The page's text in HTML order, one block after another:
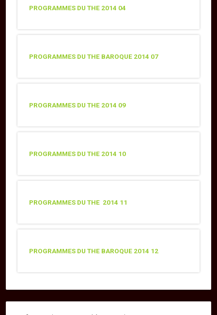
PROGRAMMES DU THE 2014 04
PROGRAMMES DU THE BAROQUE 2014 07
PROGRAMMES DU THE 2014 09
PROGRAMMES DU THE 2014 10
PROGRAMMES DU THE 2014 11
PROGRAMMES DU THE BAROQUE 2014 12